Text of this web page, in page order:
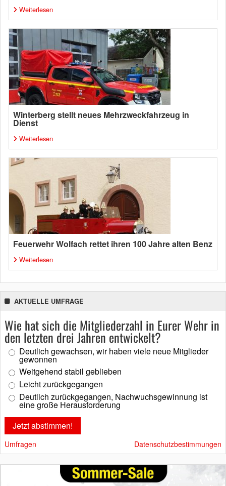
Weiterlesen
Winterberg stellt neues Mehrzweckfahrzeug in
Dienst
Weiterlesen
Feuerwehr Wolfach rettet ihren 100 Jahre alten Benz
Weiterlesen
AKTUELLE UMFRAGE
Wie hat sich die Mitgliederzahl in Eurer Wehr in
den letzten drei Jahren entwickelt?
Deutlich gewachsen, wir haben viele neue Mitglieder
gewonnen
Weitgehend stabil geblieben
Leicht zurückgegangen
Deutlich zurückgegangen, Nachwuchsgewinnung ist
eine große Herausforderung
Umfragen Datenschutzbestimmungen